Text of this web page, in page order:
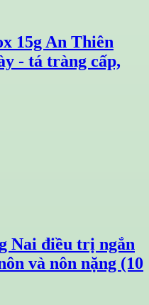
15g An Thiên
- tá tràng cấp,
Nai điều trị ngắn
và nôn nặng (10